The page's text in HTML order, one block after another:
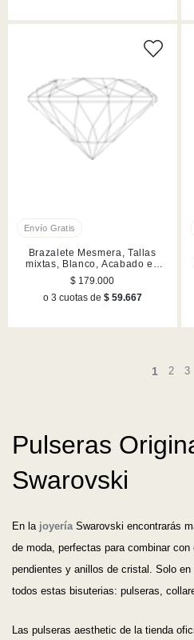
Brazalete Mesmera, Tallas
mixtas, Blanco, Acabado en
rodio
$ 179.000
o 3 cuotas de $ 59.667
1 2 3
Pulseras
Swarovski
En la joyería Swarovski encontrarás
de moda, perfectas para combinar con
pendientes y anillos de cristal. Solo
todos estas bisuterias: pulseras,
Las pulseras aesthetic de la tienda